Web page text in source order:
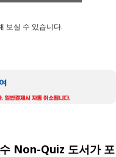
보실 수 있습니다.
Non-Quiz 도서가 포